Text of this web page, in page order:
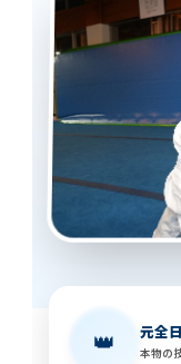
👑 元全
本物の